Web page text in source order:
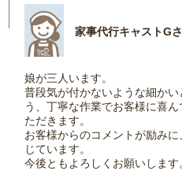
家事代行キャストG
娘が三人います。
普段気が付かないような細か
う、丁寧な作業でお客様に喜
ただきます。
お客様からのコメントが励み
じています。
今後ともよろしくお願いします